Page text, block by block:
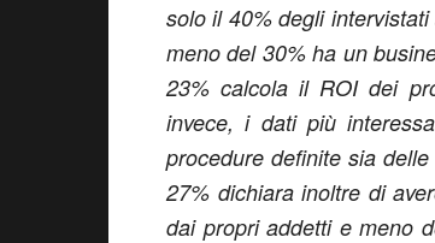
solo il 40% degli
meno del 30% ha un
23% calcola il ROI dei
invece, i dati più
procedure definite sia
27% dichiara inoltre di
dai propri addetti e meno